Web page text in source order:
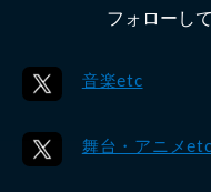
フォローし
音楽etc
舞台・アニメetc